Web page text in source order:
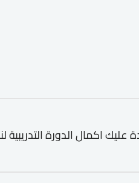
اكمال الدورة التدريبية